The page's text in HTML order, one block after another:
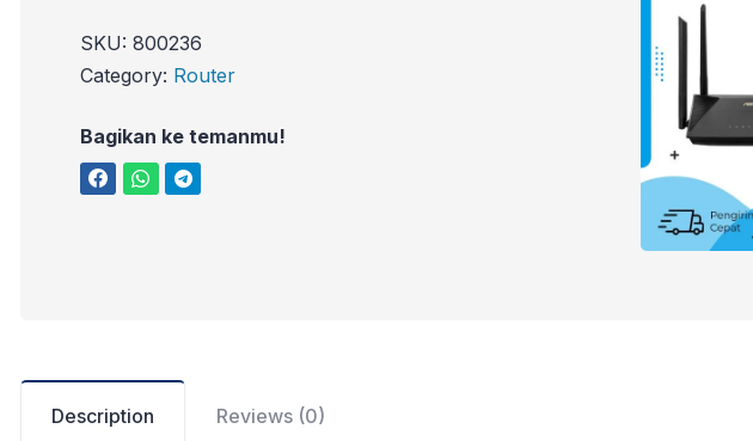
SKU: 800236
Category: Router
Bagikan ke temanmu!
Description Reviews (0)